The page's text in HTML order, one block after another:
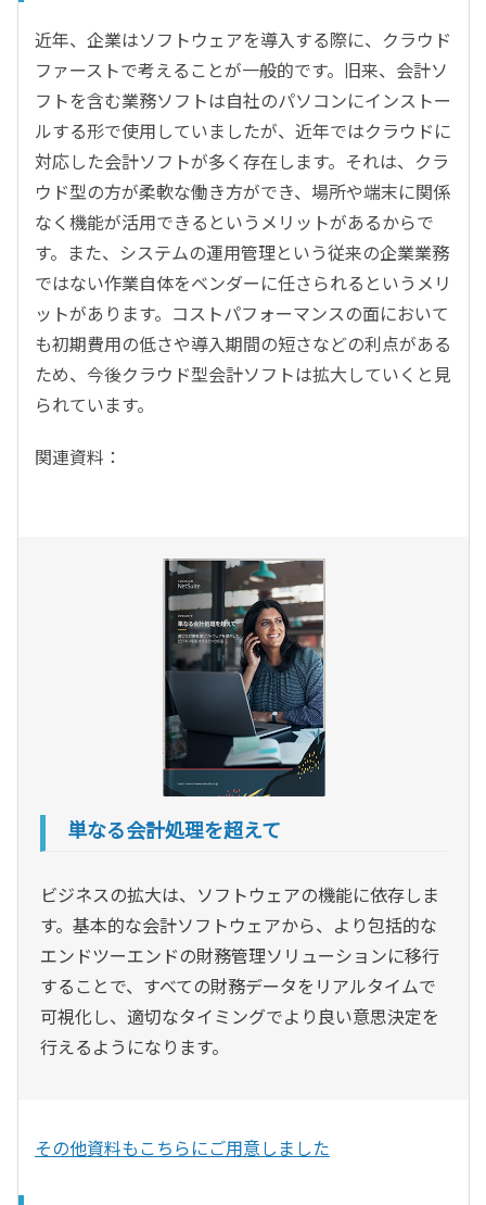
近年、企業はソフトウェアを導入する際に、クラウド
ファーストで考えることが一般的です。旧来、会計ソ
フトを含む業務ソフトは自社のパソコンにインストー
ルする形で使用していましたが、近年ではクラウドに
対応した会計ソフトが多く存在します。それは、クラ
ウド型の方が柔軟な働き方ができ、場所や端末に関係
なく機能が活用できるというメリットがあるからで
す。また、システムの運用管理という従来の企業業務
ではない作業自体をベンダーに任さられるというメリ
ットがあります。コストパフォーマンスの面において
も初期費用の低さや導入期間の短さなどの利点がある
ため、今後クラウド型会計ソフトは拡大していくと見
られています。
関連資料：
単なる会計処理を超えて
ビジネスの拡大は、ソフトウェアの機能に依存しま
す。基本的な会計ソフトウェアから、より包括的な
エンドツーエンドの財務管理ソリューションに移行
することで、すべての財務データをリアルタイムで
可視化し、適切なタイミングでより良い意思決定を
行えるようになります。
その他資料もこちらにご用意しました